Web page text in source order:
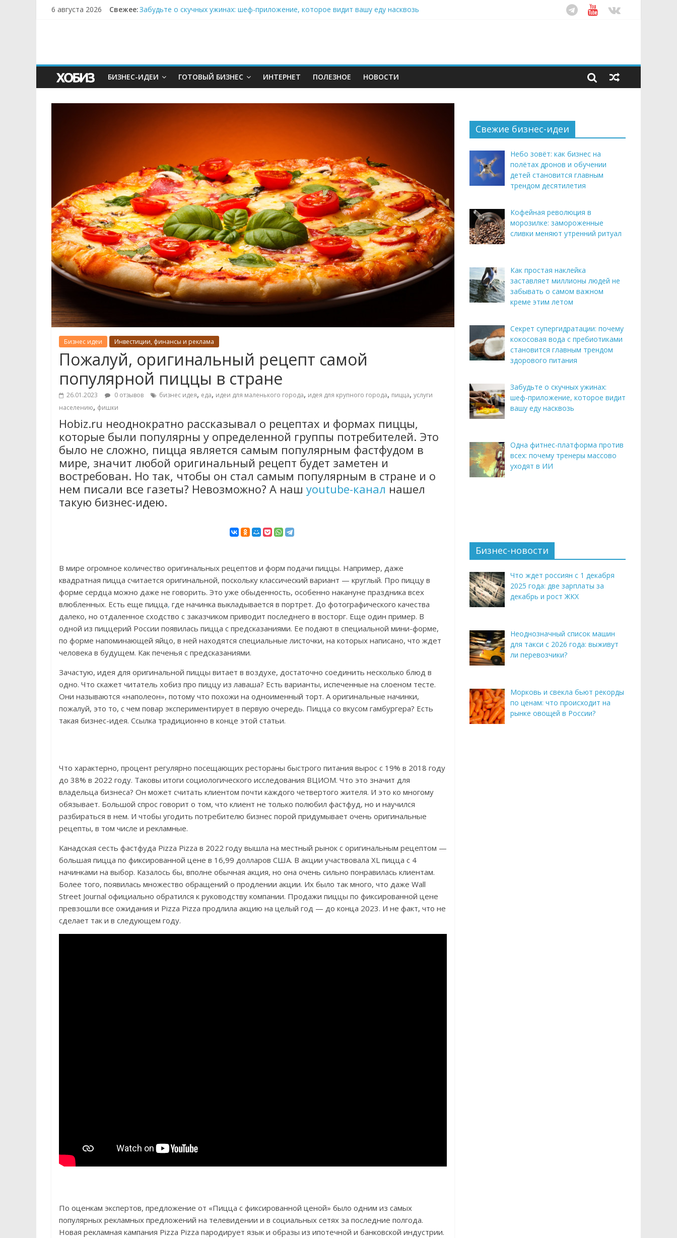
6 августа 2026 Свежее:Забудьте о скучных ужинах: шеф-приложение, которое видит вашу еду насквозь
БИЗНЕС-ИДЕИ ГОТОВЫЙ БИЗНЕС ИНТЕРНЕТ ПОЛЕЗНОЕ НОВОСТИ
Бизнес идеи Инвестиции, финансы и реклама
Пожалуй, оригинальный рецепт самой
популярной пиццы в стране
26.01.2023 0 отзывов бизнес идея, еда, идеи для маленького города, идея для крупного города, пицца, услуги
населению, фишки
Hobiz.ru неоднократно рассказывал о рецептах и формах пиццы,
которые были популярны у определенной группы потребителей. Это
было не сложно, пицца является самым популярным фастфудом в
мире, значит любой оригинальный рецепт будет заметен и
востребован. Но так, чтобы он стал самым популярным в стране и о
нем писали все газеты? Невозможно? А наш youtube-канал нашел
такую бизнес-идею.
В мире огромное количество оригинальных рецептов и форм подачи пиццы. Например, даже
квадратная пицца считается оригинальной, поскольку классический вариант — круглый. Про пиццу в
форме сердца можно даже не говорить. Это уже обыденность, особенно накануне праздника всех
влюбленных. Есть еще пицца, где начинка выкладывается в портрет. До фотографического качества
далеко, но отдаленное сходство с заказчиком приводит последнего в восторг. Еще один пример. В
одной из пиццерий России появилась пицца с предсказаниями. Ее подают в специальной мини-форме,
по форме напоминающей яйцо, в ней находятся специальные листочки, на которых написано, что ждет
человека в будущем. Как печенья с предсказаниями.
Зачастую, идея для оригинальной пиццы витает в воздухе, достаточно соединить несколько блюд в
одно. Что скажет читатель хобиз про пиццу из лаваша? Есть варианты, испеченные на слоеном тесте.
Они называются «наполеон», потому что похожи на одноименный торт. А оригинальные начинки,
пожалуй, это то, с чем повар экспериментирует в первую очередь. Пицца со вкусом гамбургера? Есть
такая бизнес-идея. Ссылка традиционно в конце этой статьи.
Что характерно, процент регулярно посещающих рестораны быстрого питания вырос с 19% в 2018 году
до 38% в 2022 году. Таковы итоги социологического исследования ВЦИОМ. Что это значит для
владельца бизнеса? Он может считать клиентом почти каждого четвертого жителя. И это ко многому
обязывает. Большой спрос говорит о том, что клиент не только полюбил фастфуд, но и научился
разбираться в нем. И чтобы угодить потребителю бизнес порой придумывает очень оригинальные
рецепты, в том числе и рекламные.
Канадская сесть фастфуда Pizza Pizza в 2022 году вышла на местный рынок с оригинальным рецептом —
большая пицца по фиксированной цене в 16,99 долларов США. В акции участвовала XL пицца с 4
начинками на выбор. Казалось бы, вполне обычная акция, но она очень сильно понравилась клиентам.
Более того, появилась множество обращений о продлении акции. Их было так много, что даже Wall
Street Journal официально обратился к руководству компании. Продажи пиццы по фиксированной цене
превзошли все ожидания и Pizza Pizza продлила акцию на целый год — до конца 2023. И не факт, что не
сделает так и в следующем году.
По оценкам экспертов, предложение от «Пицца с фиксированной ценой» было одним из самых
популярных рекламных предложений на телевидении и в социальных сетях за последние полгода.
Новая рекламная кампания Pizza Pizza пародирует язык и образы из ипотечной и банковской индустрии.
Свежие бизнес-идеи
Небо зовёт: как бизнес на
полётах дронов и обучении
детей становится главным
трендом десятилетия
Кофейная революция в
морозилке: замороженные
сливки меняют утренний ритуал
Как простая наклейка
заставляет миллионы людей не
забывать о самом важном
креме этим летом
Секрет супергидратации: почему
кокосовая вода с пребиотиками
становится главным трендом
здорового питания
Забудьте о скучных ужинах:
шеф-приложение, которое видит
вашу еду насквозь
Одна фитнес-платформа против
всех: почему тренеры массово
уходят в ИИ
Бизнес-новости
Что ждет россиян с 1 декабря
2025 года: две зарплаты за
декабрь и рост ЖКХ
Неоднозначный список машин
для такси с 2026 года: выживут
ли перевозчики?
Морковь и свекла бьют рекорды
по ценам: что происходит на
рынке овощей в России?